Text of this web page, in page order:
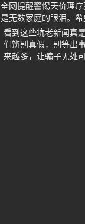
全网提醒警惕天价理
是无数家庭的眼泪。
看到这些坑老新闻真
们辨别真假，别等出
来越多，让骗子无处可